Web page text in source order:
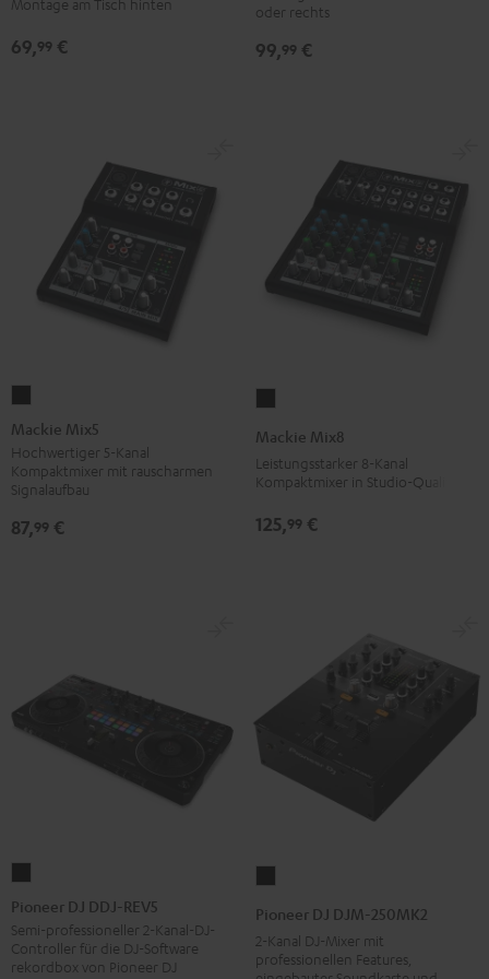
Performance
Montage am Tisch hinten
69,99 €
Tisch
Performance
oder rechts
99,99 €
Mix5
Schwarz
Mackie Mix5
Hochwertiger 5-Kanal
Kompaktmixer mit rauscharmen
Signalaufbau
87,99 €
Mix8
Mackie Mix8
Leistungsstarker 8-Kanal
Kompaktmixer in Studio-Qualität
125,99 €
DDJ-
REV5
Pioneer DJ DDJ-REV5
Semi-professioneller 2-Kanal-DJ-
Controller für die DJ-Software
rekordbox von Pioneer DJ
250MK2
Pioneer DJ DJM-250MK2
2-Kanal DJ-Mixer mit
professionellen Features,